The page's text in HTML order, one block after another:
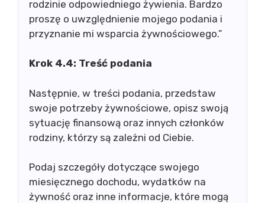
rodzinie odpowiedniego żywienia. Bardzo
proszę o uwzględnienie mojego podania i
przyznanie mi wsparcia żywnościowego.”
Krok 4.4: Treść podania
Następnie, w treści podania, przedstaw
swoje potrzeby żywnościowe, opisz swoją
sytuację finansową oraz innych członków
rodziny, którzy są zależni od Ciebie.
Podaj szczegóły dotyczące swojego
miesięcznego dochodu, wydatków na
żywność oraz inne informacje, które mogą